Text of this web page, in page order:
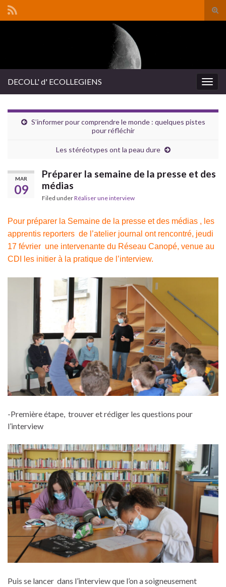
DECOLL' d' ECOLLEGIENS
S’informer pour comprendre le monde : quelques pistes
pour réfléchir
Les stéréotypes ont la peau dure
MAR
09
Préparer la semaine de la presse et des
médias
Filed underRéaliser une interview
Pour préparer la Semaine de la presse et des médias , les
apprentis reporters de l’atelier journal ont rencontré, jeudi
17 février une intervenante du Réseau Canopé, venue au
CDI les initier à la pratique de l’interview.
-Première étape, trouver et rédiger les questions pour
l’interview
Puis se lancer dans l’interview que l’on a soigneusement